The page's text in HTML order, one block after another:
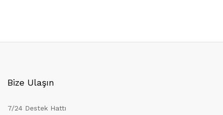
Bize Ulaşın
7/24 Destek Hattı